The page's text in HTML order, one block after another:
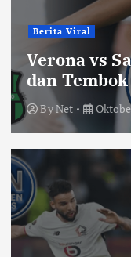
Berita Viral
Verona vs
dan
ByNet